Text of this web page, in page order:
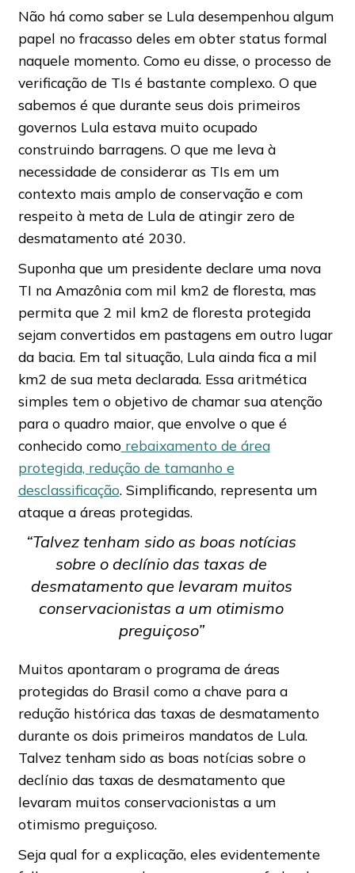
Não há como saber se Lula desempenhou algum
papel no fracasso deles em obter status formal
naquele momento. Como eu disse, o processo de
verificação de TIs é bastante complexo. O que
sabemos é que durante seus dois primeiros
governos Lula estava muito ocupado
construindo barragens. O que me leva à
necessidade de considerar as TIs em um
contexto mais amplo de conservação e com
respeito à meta de Lula de atingir zero de
desmatamento até 2030.
Suponha que um presidente declare uma nova
TI na Amazônia com mil km2 de floresta, mas
permita que 2 mil km2 de floresta protegida
sejam convertidos em pastagens em outro lugar
da bacia. Em tal situação, Lula ainda fica a mil
km2 de sua meta declarada. Essa aritmética
simples tem o objetivo de chamar sua atenção
para o quadro maior, que envolve o que é
conhecido comorebaixamento de área
protegida, redução de tamanho e
desclassificação. Simplificando, representa um
ataque a áreas protegidas.
“Talvez tenham sido as boas notícias
sobre o declínio das taxas de
desmatamento que levaram muitos
conservacionistas a um otimismo
preguiçoso”
Muitos apontaram o programa de áreas
protegidas do Brasil como a chave para a
redução histórica das taxas de desmatamento
durante os dois primeiros mandatos de Lula.
Talvez tenham sido as boas notícias sobre o
declínio das taxas de desmatamento que
levaram muitos conservacionistas a um
otimismo preguiçoso.
Seja qual for a explicação, eles evidentemente